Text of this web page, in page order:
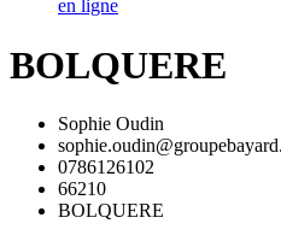
en ligne
BOLQUERE
Sophie Oudin
0786126102
66210
BOLQUERE